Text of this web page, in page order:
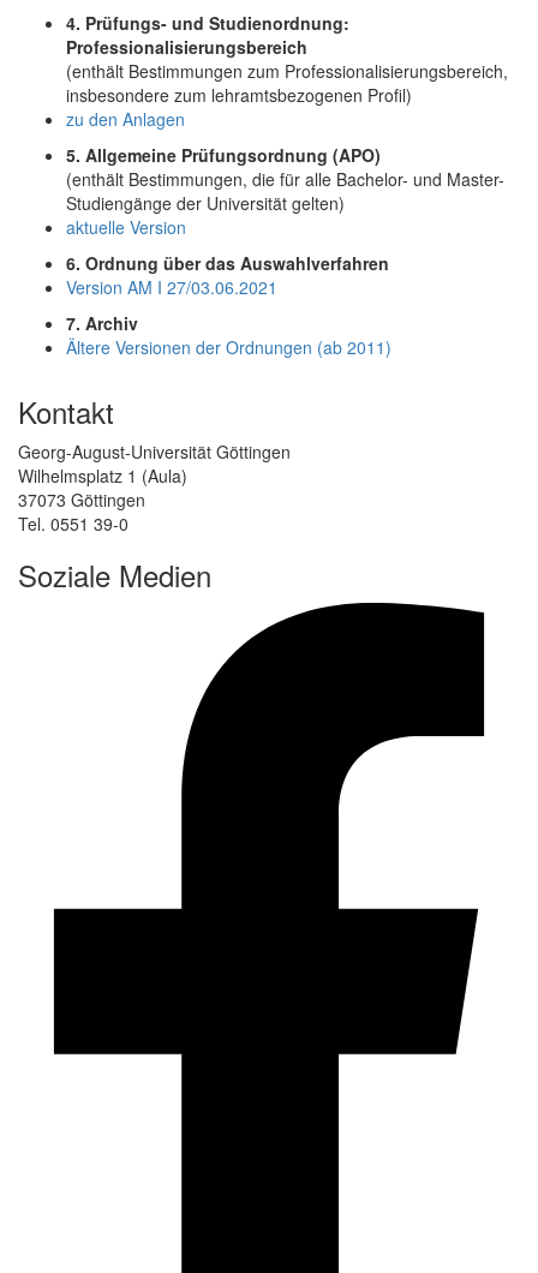
4. Prüfungs- und Studienordnung:
Professionalisierungsbereich
(enthält Bestimmungen zum Professionalisierungsbereich,
insbesondere zum lehramtsbezogenen Profil)
zu den Anlagen
5. Allgemeine Prüfungsordnung (APO)
(enthält Bestimmungen, die für alle Bachelor- und Master-
Studiengänge der Universität gelten)
aktuelle Version
6. Ordnung über das Auswahlverfahren
Version AM I 27/03.06.2021
7. Archiv
Ältere Versionen der Ordnungen (ab 2011)
Kontakt
Georg-August-Universität Göttingen
Wilhelmsplatz 1 (Aula)
37073 Göttingen
Tel. 0551 39-0
Soziale Medien